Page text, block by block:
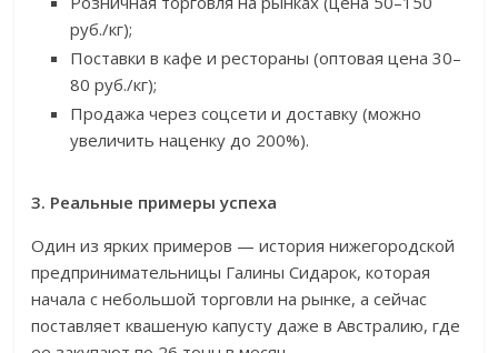
руб./кг);
Поставки в кафе и рестораны (оптовая цена 30–
80 руб./кг);
Продажа через соцсети и доставку (можно
увеличить наценку до 200%).
3. Реальные примеры успеха
Один из ярких примеров — история нижегородской
предпринимательницы Галины Сидарок, которая
начала с небольшой торговли на рынке, а сейчас
поставляет квашеную капусту даже в Австралию, где